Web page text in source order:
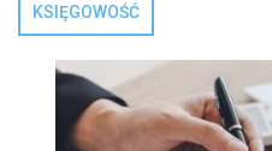
KSIĘGOWOŚĆ